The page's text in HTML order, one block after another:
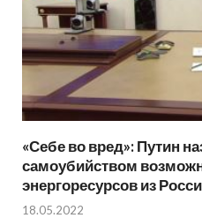
«Себе во вред»: Путин
самоубийством
энергоресурсов из
18.05.2022